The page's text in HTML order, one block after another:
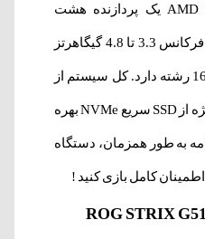
است. AMD Ryzen 9 5980HX یک پردازنده هشت
هسته‌ای مدرن است که با فرکانس 3.3 تا 4.8 گیگاهرتز
کل سیستم از
اجزای بسیار قدرتمند و به ویژه از SSD سریع NVMe بهره
به طور همزمان، دستگاه
کامل بازی کنید !
ROG STRIX